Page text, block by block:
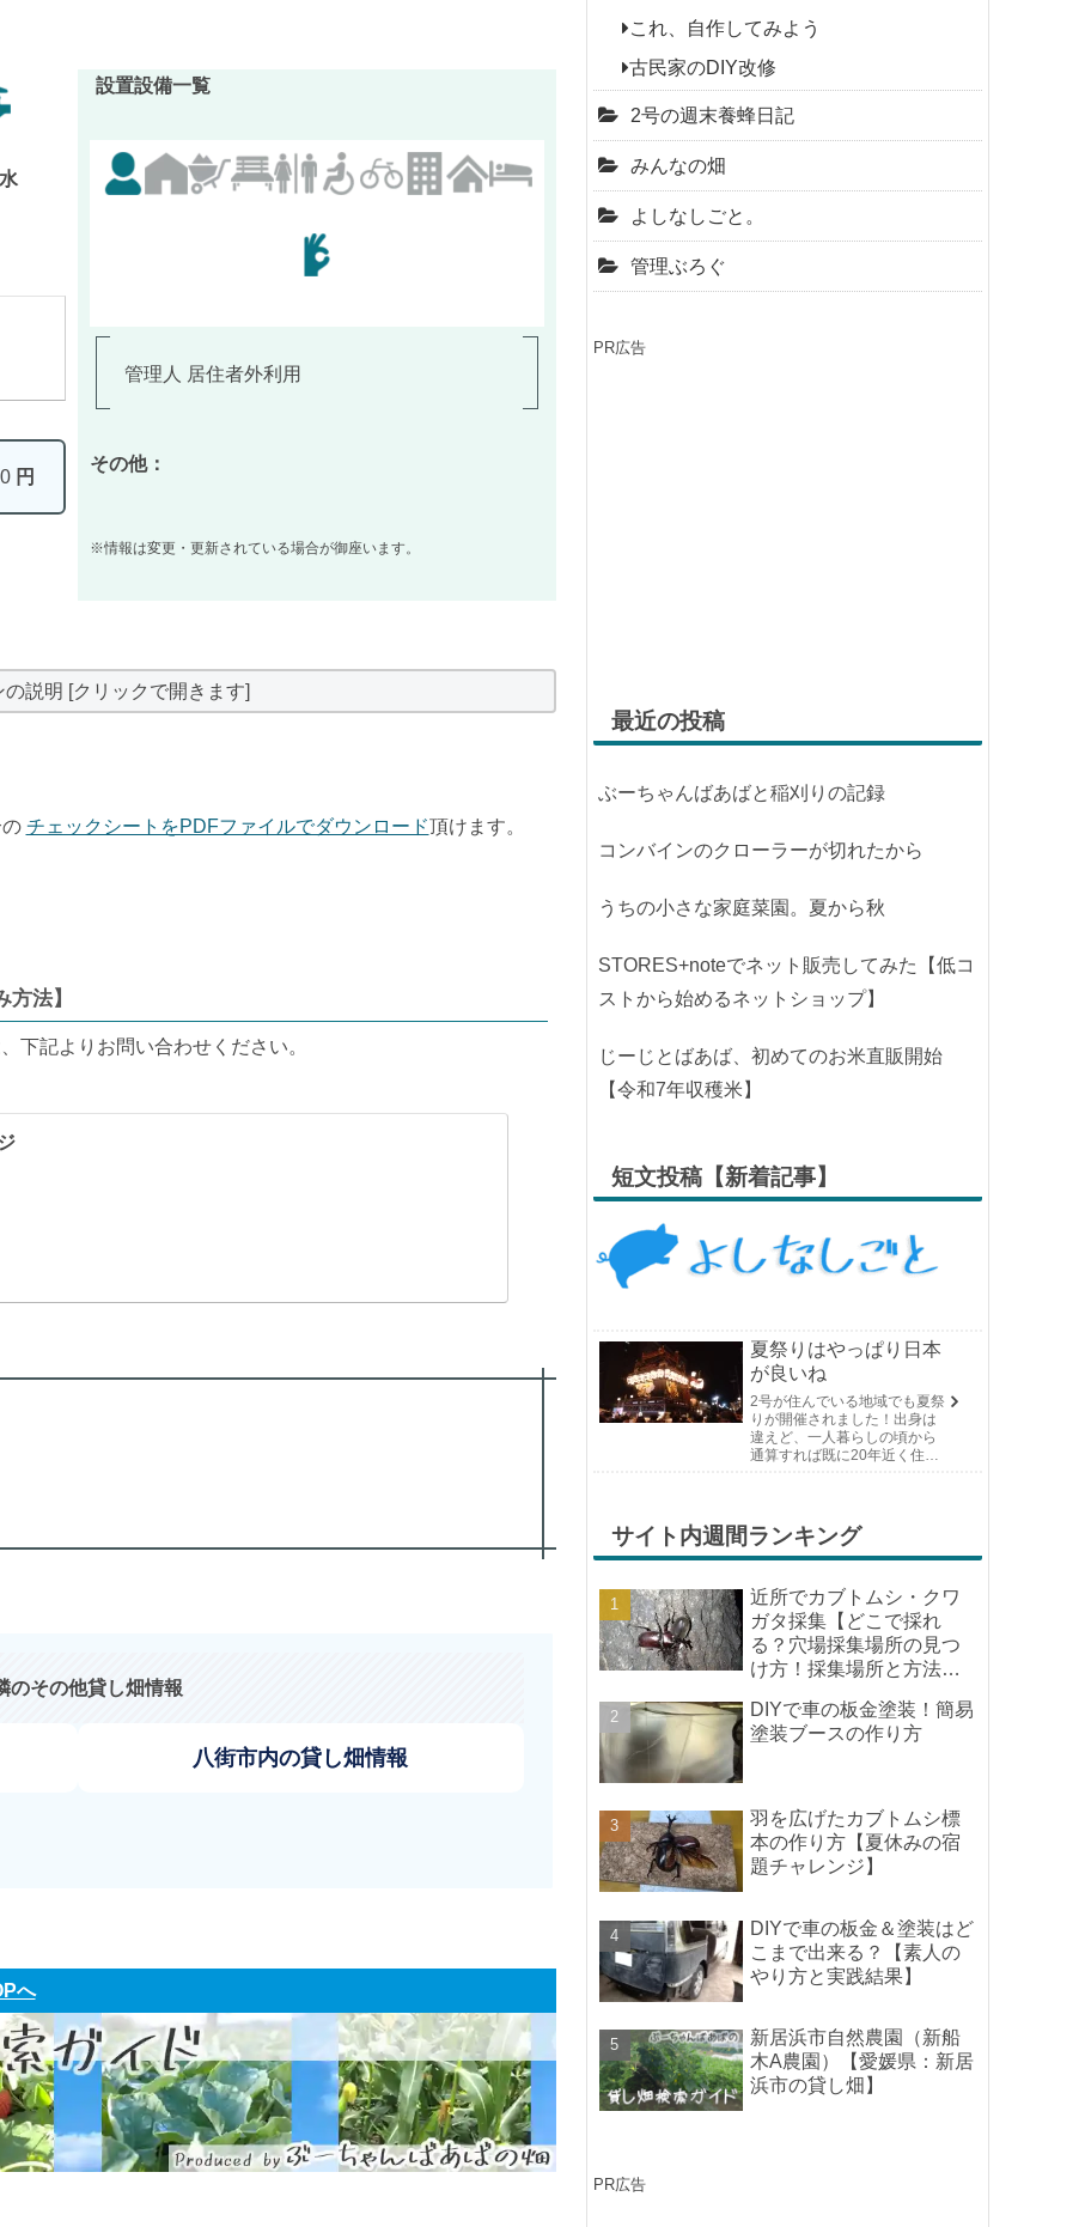
円
設置設備一覧
管理人 居住者外利用
その他：
※情報は変更・更新されている場合が御座います。
の説明 [クリックで開きます]
チェックシートをPDFファイルでダウンロード頂けます。
法】
下記よりお問い合わせください。
のその他貸し畑情報
八街市内の貸し畑情報
へ
これ、自作してみよう
古民家のDIY改修
2号の週末養蜂日記
みんなの畑
よしなしごと。
管理ぶろぐ
PR広告
最近の投稿
ぶーちゃんばあばと稲刈りの記録
コンバインのクローラーが切れたから
うちの小さな家庭菜園。夏から秋
STORES+noteでネット販売してみた【低コ
ストから始めるネットショップ】
じーじとばあば、初めてのお米直販開始
【令和7年収穫米】
短文投稿【新着記事】
夏祭りはやっぱり日本
が良いね
2号が住んでいる地域でも夏祭
りが開催されました！出身は
違えど、一人暮らしの頃から
通算すれば既に20年近く住ん
す。そして、それは2号嫁も同
じようで、夏祭りが近いづい...
サイト内週間ランキング
近所でカブトムシ・クワ
ガタ採集【どこで採れ
る？穴場採集場所の見つ
け方！採集場所と方法や
DIYで車の板金塗装！簡易
塗装ブースの作り方
羽を広げたカブトムシ標
本の作り方【夏休みの宿
題チャレンジ】
DIYで車の板金＆塗装はど
こまで出来る？【素人の
やり方と実践結果】
新居浜市自然農園（新船
木A農園）【愛媛県：新居
浜市の貸し畑】
PR広告